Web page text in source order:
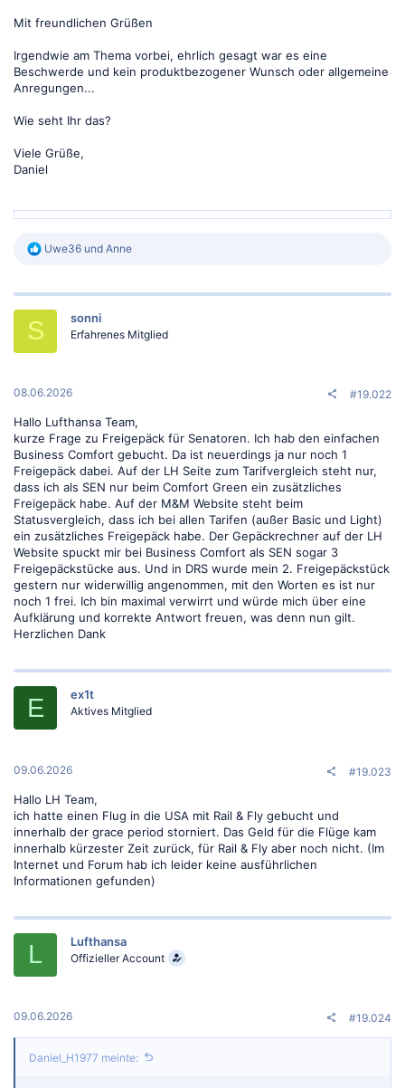
Mit freundlichen Grüßen
Irgendwie am Thema vorbei, ehrlich gesagt war es eine
Beschwerde und kein produktbezogener Wunsch oder allgemeine
Anregungen...
Wie seht Ihr das?
Viele Grüße,
Daniel
R
k
:
Uwe36 und Anne
S sonni
Erfahrenes Mitglied
08.06.2026 #19.022
Hallo Lufthansa Team,
kurze Frage zu Freigepäck für Senatoren. Ich hab den einfachen
Business Comfort gebucht. Da ist neuerdings ja nur noch 1
Freigepäck dabei. Auf der LH Seite zum Tarifvergleich steht nur,
dass ich als SEN nur beim Comfort Green ein zusätzliches
Freigepäck habe. Auf der M&M Website steht beim
Statusvergleich, dass ich bei allen Tarifen (außer Basic und Light)
ein zusätzliches Freigepäck habe. Der Gepäckrechner auf der LH
Website spuckt mir bei Business Comfort als SEN sogar 3
Freigepäckstücke aus. Und in DRS wurde mein 2. Freigepäckstück
gestern nur widerwillig angenommen, mit den Worten es ist nur
noch 1 frei. Ich bin maximal verwirrt und würde mich über eine
Aufklärung und korrekte Antwort freuen, was denn nun gilt.
Herzlichen Dank
E ex1t
Aktives Mitglied
09.06.2026 #19.023
Hallo LH Team,
ich hatte einen Flug in die USA mit Rail & Fly gebucht und
innerhalb der grace period storniert. Das Geld für die Flüge kam
innerhalb kürzester Zeit zurück, für Rail & Fly aber noch nicht. (Im
Internet und Forum hab ich leider keine ausführlichen
Informationen gefunden)
L Lufthansa
Offizieller Account
09.06.2026 #19.024
Daniel_H1977 meinte: